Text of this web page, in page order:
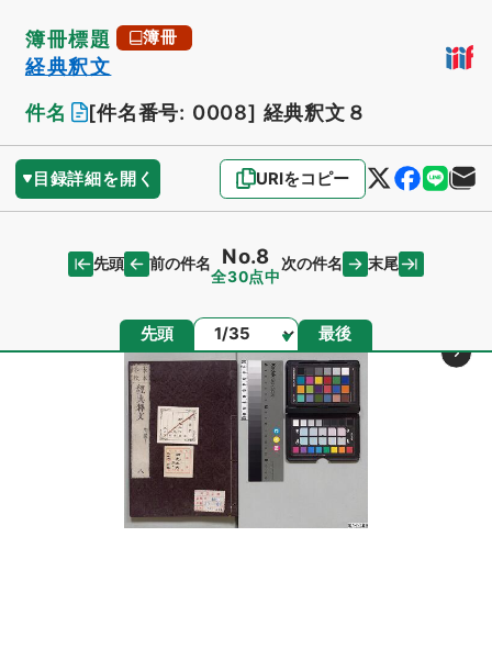
簿冊標題 簿冊
経典釈文
件名
[件名番号: 0008] 経典釈文８
目録詳細を開く URIをコピー
先頭 前の件名 No.8
全30点中
次の件名 末尾
先頭 ページ 最後